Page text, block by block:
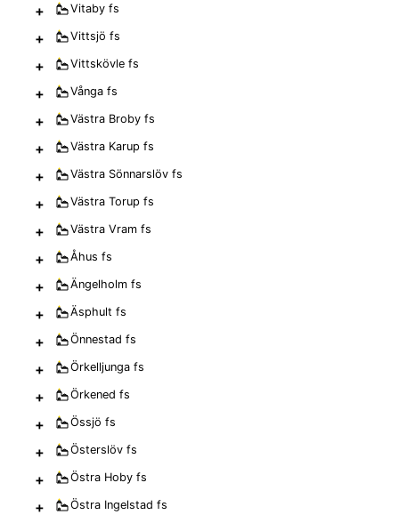
+ Vitaby fs
+ Vittsjö fs
+ Vittskövle fs
+ Vånga fs
+ Västra Broby fs
+ Västra Karup fs
+ Västra Sönnarslöv fs
+ Västra Torup fs
+ Västra Vram fs
+ Åhus fs
+ Ängelholm fs
+ Äsphult fs
+ Önnestad fs
+ Örkelljunga fs
+ Örkened fs
+ Össjö fs
+ Österslöv fs
+ Östra Hoby fs
+ Östra Ingelstad fs